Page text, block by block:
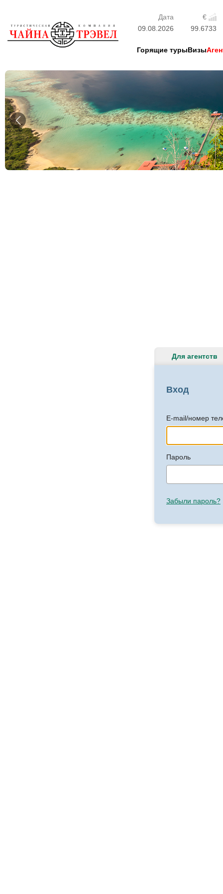
Дата
€
09.08.2026
99.6733
Горящие турыВизы
Для агентств
Вход
E-mail/номер
Пароль
Забыли пароль?